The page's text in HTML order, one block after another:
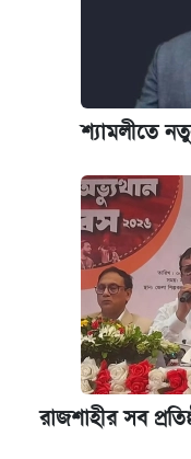
শ্যামলীতে
রাজশাহীর সব